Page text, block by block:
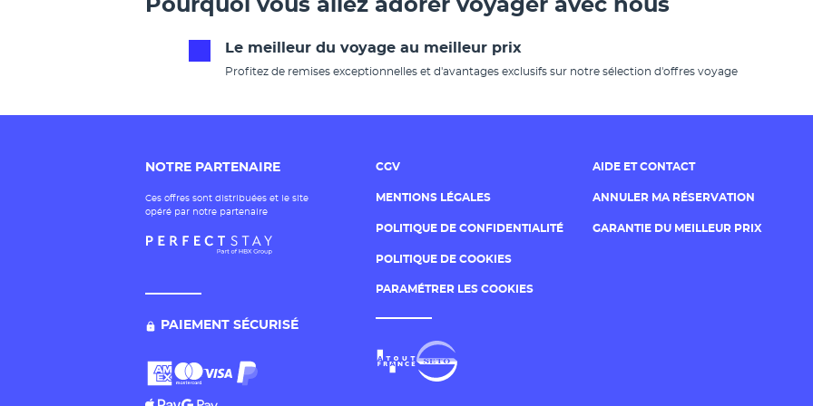
Pourquoi vous allez adorer voyager avec nous
Le meilleur du voyage au meilleur prix
Profitez de remises exceptionnelles et d'avantages exclusifs sur notre sélection d'offres voyage
NOTRE PARTENAIRE
Ces offres sont distribuées et le site
opéré par notre partenaire
PAIEMENT SÉCURISÉ
CGV
MENTIONS LÉGALES
POLITIQUE DE CONFIDENTIALITÉ
POLITIQUE DE COOKIES
PARAMÉTRER LES COOKIES
AIDE ET CONTACT
ANNULER MA RÉSERVATION
GARANTIE DU MEILLEUR PRIX